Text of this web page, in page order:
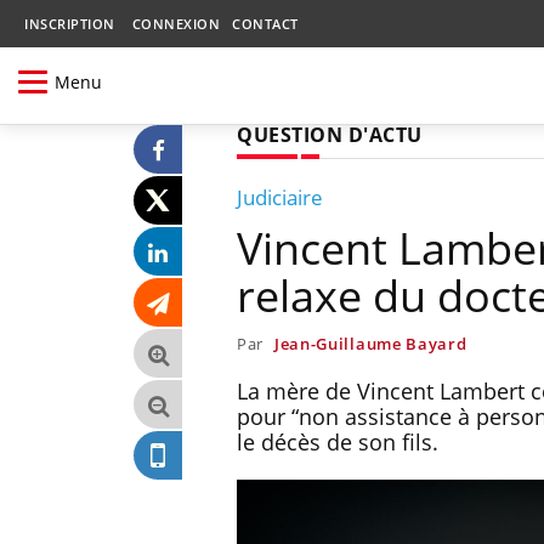
INSCRIPTION CONNEXION CONTACT
Menu
QUESTION D'ACTU
Judiciaire
Vincent
relaxe du
Par Jean-Guillaume Bayard
La mère de Vincent Lambert
pour “non assistance à
le décès de son fils.